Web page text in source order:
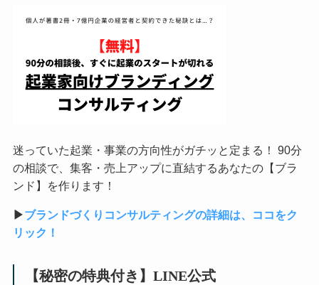
迷っていた起業・事業の方向性がガチッと定まる！ 90分
の相談で、集客・売上アップに直結するあなたの【ブラ
ンド】を作ります！
▶︎ブランドづくりコンサルティングの詳細は、ココをク
リック！
【秘密の特典付き】LINE公式